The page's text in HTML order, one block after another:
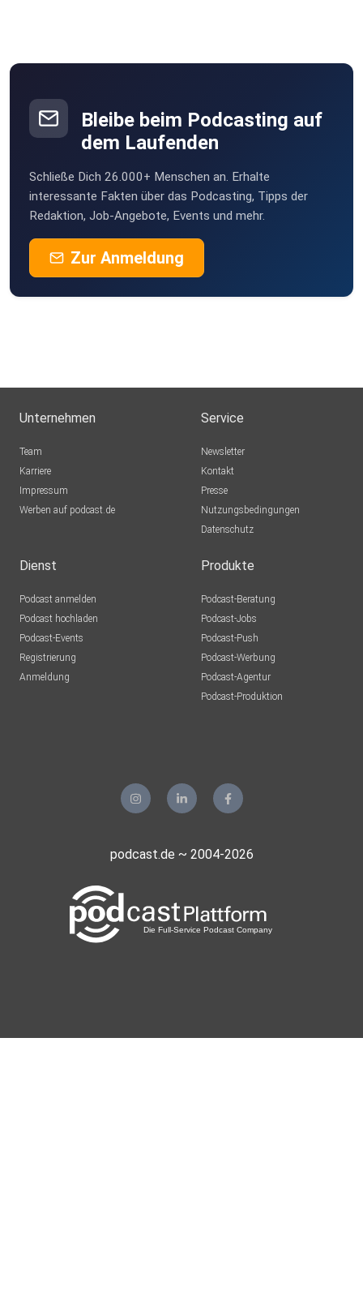
Uedem
Becky11
Tettenweis
Haar
hippi
Ellie2019
JBo1982
Heidenheim
Doselic
Güntersleben
1y9o6itp
Bleibe beim Podcasting auf
dem Laufenden
Schließe Dich 26.000+ Menschen an. Erhalte
interessante Fakten über das Podcasting, Tipps der
Redaktion, Job-Angebote, Events und mehr.
Zur Anmeldung
Unternehmen
Team
Karriere
Impressum
Werben auf podcast.de
Service
Newsletter
Kontakt
Presse
Nutzungsbedingungen
Datenschutz
Dienst
Podcast anmelden
Podcast hochladen
Podcast-Events
Registrierung
Anmeldung
Produkte
Podcast-Beratung
Podcast-Jobs
Podcast-Push
Podcast-Werbung
Podcast-Agentur
Podcast-Produktion
podcast.de ~ 2004-2026